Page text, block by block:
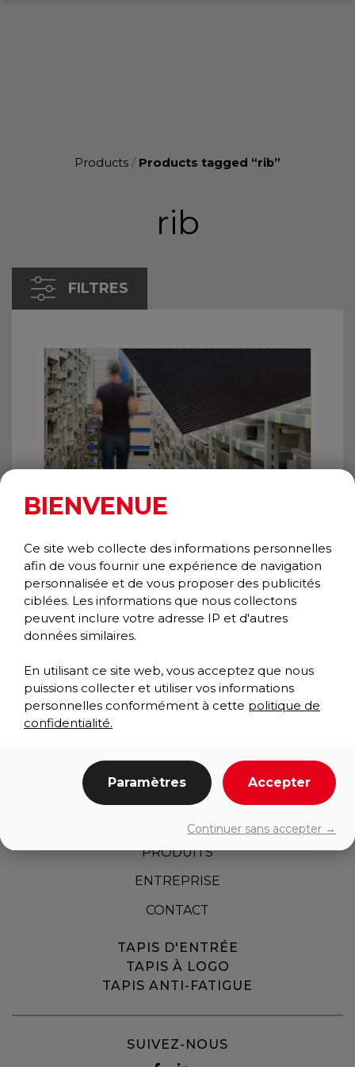
Products / Products tagged “rib”
rib
FILTRES
WIDE RIB RUNNER
Spécialité
Collection spécialités
ACCUEIL
PRODUITS
ENTREPRISE
CONTACT
TAPIS D'ENTRÉE
TAPIS À LOGO
TAPIS ANTI-FATIGUE
SUIVEZ-NOUS
BIENVENUE
Ce site web collecte des informations personnelles
afin de vous fournir une expérience de navigation
personnalisée et de vous proposer des publicités
ciblées. Les informations que nous collectons
peuvent inclure votre adresse IP et d'autres
données similaires.
En utilisant ce site web, vous acceptez que nous
puissions collecter et utiliser vos informations
personnelles conformément à cette politique de
confidentialité.
Paramètres Accepter
Continuer sans accepter →